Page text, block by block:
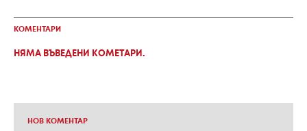
КОМЕНТАРИ
НЯМА ВЪВЕДЕНИ КОМЕТАРИ.
НОВ КОМЕНТАР